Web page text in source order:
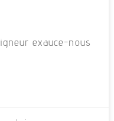
exauce-nous